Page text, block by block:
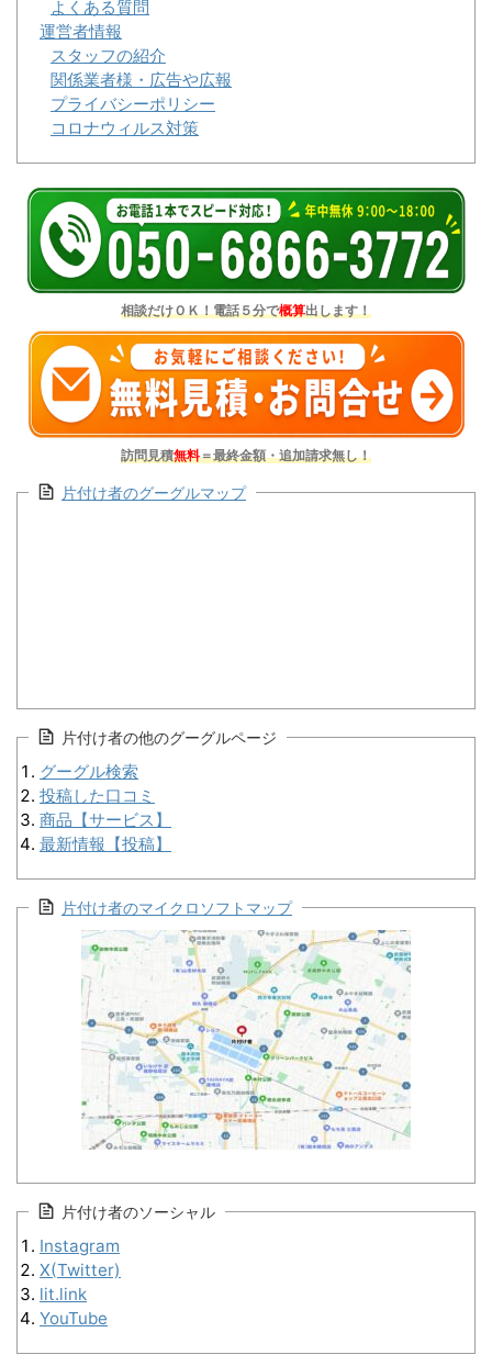
よくある質問
運営者情報
スタッフの紹介
関係業者様・広告や広報
プライバシーポリシー
コロナウィルス対策
相談だけＯＫ！電話５分で概算出します！
訪問見積無料＝最終金額・追加請求無し！
片付け者のグーグルマップ
片付け者の他のグーグルページ
グーグル検索
投稿した口コミ
商品【サービス】
最新情報【投稿】
片付け者のマイクロソフトマップ
片付け者のソーシャル
Instagram
X(Twitter)
lit.link
YouTube